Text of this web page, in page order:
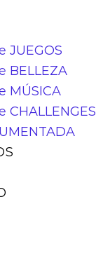
JUEGOS
BELLEZA
MÚSICA
CHALLENGES